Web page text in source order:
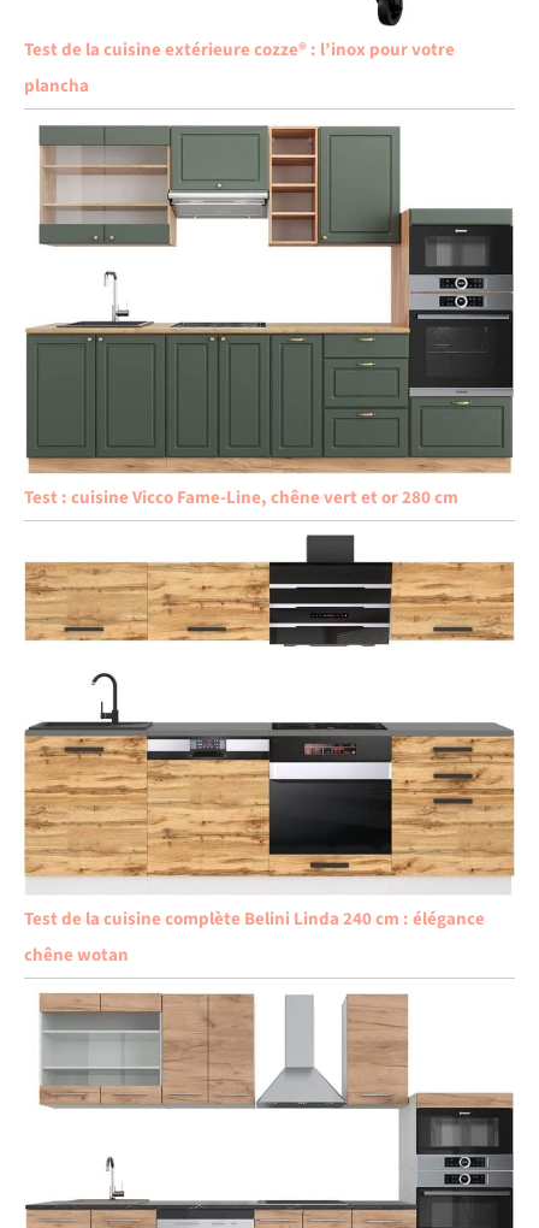
Test de la cuisine extérieure cozze® : l’inox pour votre
plancha
Test : cuisine Vicco Fame-Line, chêne vert et or 280 cm
Test de la cuisine complète Belini Linda 240 cm : élégance
chêne wotan